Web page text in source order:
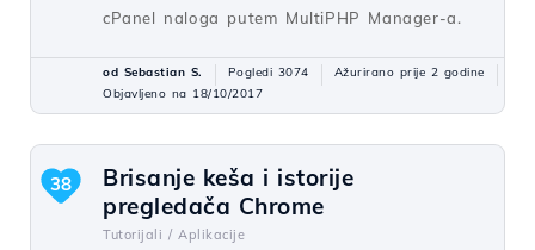
cPanel naloga putem MultiPHP Manager-a.
od Sebastian S. Pogledi 3074
Ažurirano prije 2 godine
Objavljeno na 18/10/2017
Brisanje keša i istorije
pregledača Chrome
Tutorijali / Aplikacije
38